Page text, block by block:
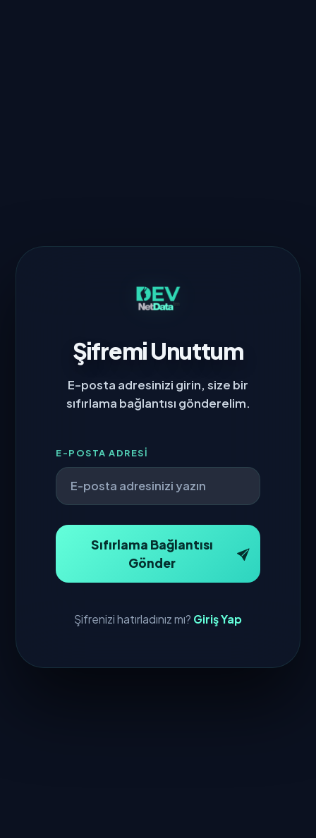
Şifremi Unuttum
E-posta adresinizi girin, size bir
sıfırlama bağlantısı gönderelim.
E-POSTA ADRESI
Sıfırlama Bağlantısı
Gönder
Şifrenizi hatırladınız mı? Giriş Yap